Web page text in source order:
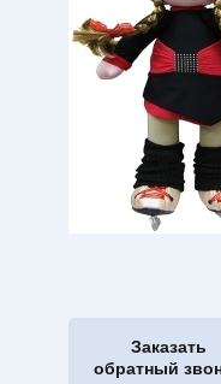
Заказать
обратный